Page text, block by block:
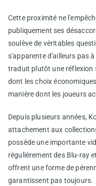
Cette proximité ne
publiquement ses
soulève de véritables
s'apparente d'ailleurs pas
traduit plutôt une réflexion
dont les choix
manière dont les joueurs
Depuis plusieurs années,
attachement aux
possède une importante
régulièrement des Blu-ray
offrent une forme de
garantissent pas toujours.